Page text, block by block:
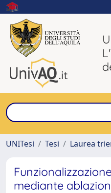
UNITesi
Tesi Laurea
mediante